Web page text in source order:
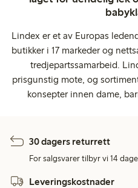
Lindex er et av Europas
butikker i 17 markeder og
tredjepartssamarbeid.
prisgunstig mote, og
konsepter innen dame,
30 dagers returrett
For salgsvarer tilbyr vi 14
Leveringskostnader